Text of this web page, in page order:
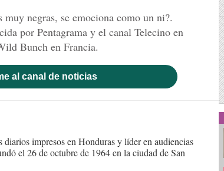
negras, se emociona como un ni?.
por Pentagrama y el canal Telecino en
Bunch en Francia.
al canal de noticias
impresos en Honduras y líder en audiencias
el 26 de octubre de 1964 en la ciudad de San